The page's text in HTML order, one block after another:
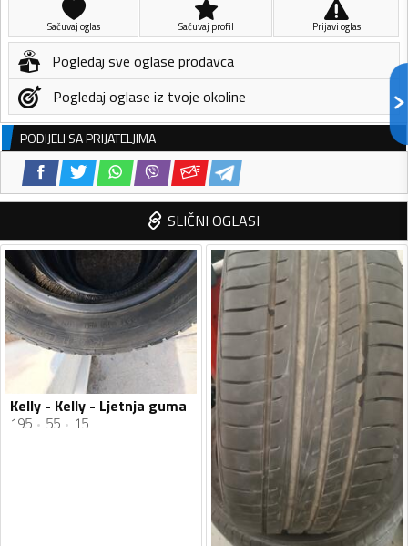
Sačuvaj oglas Sačuvaj profil Prijavi oglas
Pogledaj sve oglase prodavca
Pogledaj oglase iz tvoje okoline
PODIJELI SA PRIJATELJIMA
SLIČNI OGLASI
Kelly - Kelly - Ljetnja guma
195 55 15